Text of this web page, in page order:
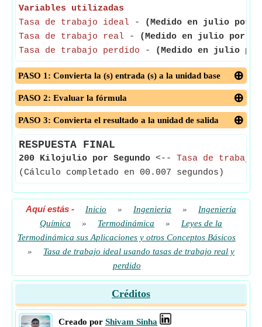
Variables utilizadas
Tasa de trabajo ideal -
(Medido en julio por
Tasa de trabajo real -
(Medido en julio por
Tasa de trabajo perdido - (Medido en julio por
PASO 1: Convierta la (s) entrada (s) a la unidad base
PASO 2: Evaluar la fórmula
PASO 3: Convierta el resultado a la unidad de salida
RESPUESTA FINAL
200 Kilojulio por Segundo <-- Tasa de trabajo
(Cálculo completado en 00.007 segundos)
Aquí estás - Inicio » Ingenieria »
Ingeniería
Química
» Termodinámica »
Leyes de la
Termodinámica sus Aplicaciones y otros Conceptos Básicos
»
Tasa de trabajo ideal usando tasas de trabajo real y
perdido
Créditos
Creado por Shivam Sinha